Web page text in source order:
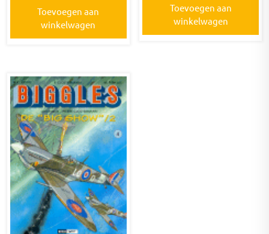
Toevoegen aan
winkelwagen
Toevoegen aan
winkelwagen